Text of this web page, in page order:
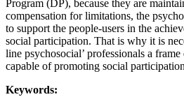
Program (DP), because they are
compensation for limitations, the
to support the people-users in the
social participation. That is why it is
line psychosocial’ professionals a
capable of promoting social
Keywords: